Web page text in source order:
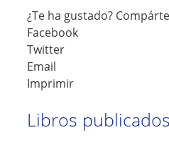
¿Te ha gustado?
Facebook
Twitter
Email
Imprimir
Libros publicados